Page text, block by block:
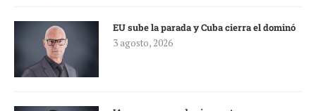
EU sube la parada y Cuba cierra el dominó
3 agosto, 2026